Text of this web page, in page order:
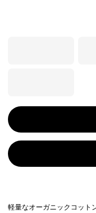
軽量なオーガニックコット